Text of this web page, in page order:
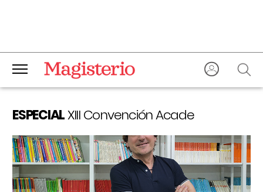
ESPECIALXIII Convención Acade